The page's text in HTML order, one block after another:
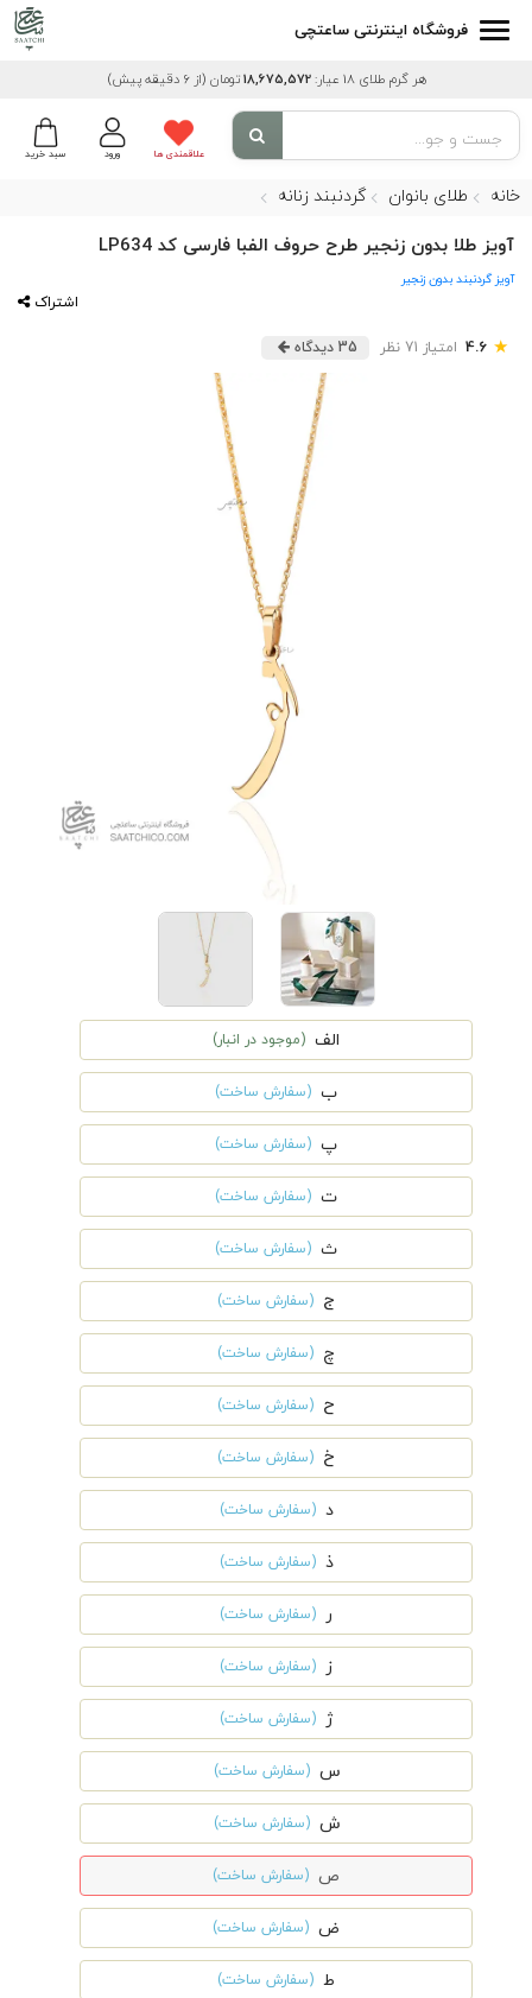
فروشگاه اینترنتی ساعتچی
هر گرم طلای 18 عیار: 18,675,572 تومان (از 6 دقیقه پیش)
سبد خرید ورود علاقمندی ها
خانه طلای بانوان گردنبند زنانه
آویز طلا بدون زنجیر طرح حروف الفبا فارسی کد LP634
آویز گردنبند بدون زنجیر
اشتراک
★
4.6 امتیاز 71 نظر 35 دیدگاه
الف (موجود در انبار)
ب (سفارش ساخت)
پ (سفارش ساخت)
ت (سفارش ساخت)
ث (سفارش ساخت)
ج (سفارش ساخت)
چ (سفارش ساخت)
ح (سفارش ساخت)
خ (سفارش ساخت)
د (سفارش ساخت)
ذ (سفارش ساخت)
ر (سفارش ساخت)
ز (سفارش ساخت)
ژ (سفارش ساخت)
س (سفارش ساخت)
ش (سفارش ساخت)
ص (سفارش ساخت)
ض (سفارش ساخت)
ط (سفارش ساخت)